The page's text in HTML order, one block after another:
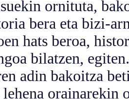
ornituta,
bera eta bizi-
hats beroa,
bilatzen, egiten.
bakoitza beti
orainarekin